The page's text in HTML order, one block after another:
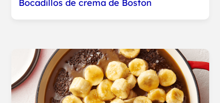
Bocadillos de crema de Boston